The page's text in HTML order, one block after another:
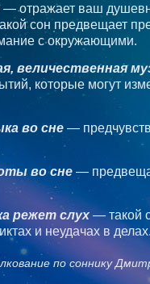
— отражает ваш
сон предвещает
с окружающими.
величественная
которые могут
во сне —
во сне —
режет слух— такой
и неудачах в делах.
по соннику